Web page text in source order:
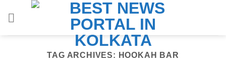
TAG ARCHIVES: HOOKAH BAR